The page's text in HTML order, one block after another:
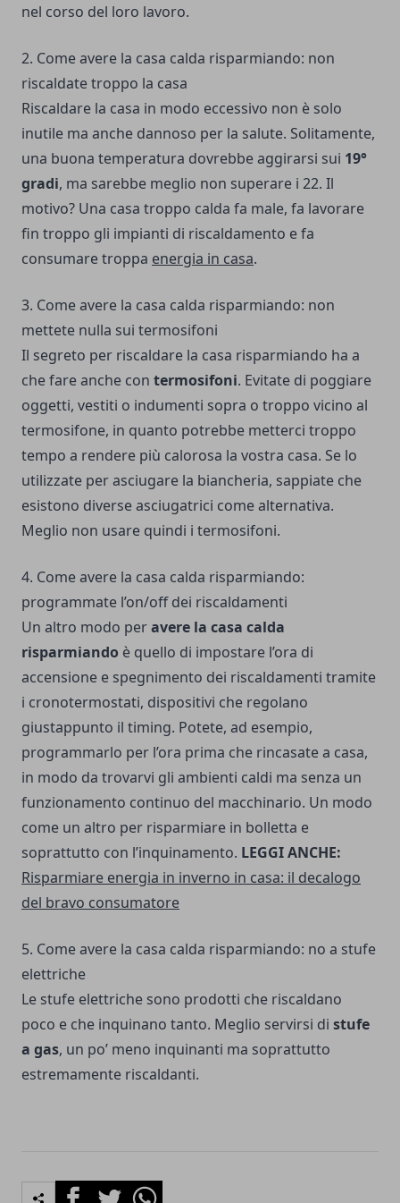
nel corso del loro lavoro.
2. Come avere la casa calda risparmiando: non
riscaldate troppo la casa
Riscaldare la casa in modo eccessivo non è solo
inutile ma anche dannoso per la salute. Solitamente,
una buona temperatura dovrebbe aggirarsi sui 19°
gradi, ma sarebbe meglio non superare i 22. Il
motivo? Una casa troppo calda fa male, fa lavorare
fin troppo gli impianti di riscaldamento e fa
consumare troppa energia in casa.
3. Come avere la casa calda risparmiando: non
mettete nulla sui termosifoni
Il segreto per riscaldare la casa risparmiando ha a
che fare anche con termosifoni. Evitate di poggiare
oggetti, vestiti o indumenti sopra o troppo vicino al
termosifone, in quanto potrebbe metterci troppo
tempo a rendere più calorosa la vostra casa. Se lo
utilizzate per asciugare la biancheria, sappiate che
esistono diverse asciugatrici come alternativa.
Meglio non usare quindi i termosifoni.
4. Come avere la casa calda risparmiando:
programmate l’on/off dei riscaldamenti
Un altro modo peravere la casa calda
risparmiando è quello di impostare l’ora di
accensione e spegnimento dei riscaldamenti tramite
i cronotermostati, dispositivi che regolano
giustappunto il timing. Potete, ad esempio,
programmarlo per l’ora prima che rincasate a casa,
in modo da trovarvi gli ambienti caldi ma senza un
funzionamento continuo del macchinario. Un modo
come un altro per risparmiare in bolletta e
soprattutto con l’inquinamento. LEGGI ANCHE:
Risparmiare energia in inverno in casa: il decalogo
del bravo consumatore
5. Come avere la casa calda risparmiando: no a stufe
elettriche
Le stufe elettriche sono prodotti che riscaldano
poco e che inquinano tanto. Meglio servirsi di stufe
a gas, un po’ meno inquinanti ma soprattutto
estremamente riscaldanti.
FacebookTwitterWhatsapp